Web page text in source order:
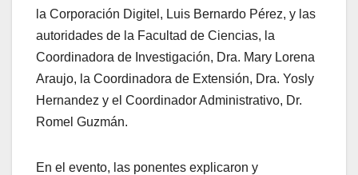
la Corporación Digitel, Luis Bernardo Pérez, y las
autoridades de la Facultad de Ciencias, la
Coordinadora de Investigación, Dra. Mary Lorena
Araujo, la Coordinadora de Extensión, Dra. Yosly
Hernandez y el Coordinador Administrativo, Dr.
Romel Guzmán.
En el evento, las ponentes explicaron y